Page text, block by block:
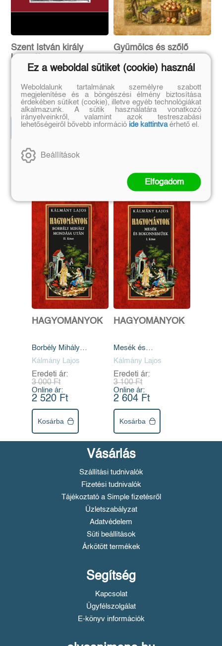
Szent István király
koronája
Ferencz Csaba
Eredeti ár:
5 990 Ft
Online ár:
5 032 Ft
Kosárba
Gyümölcs és szőlő
Erdélyi László
Eredeti ár:
4 700 Ft
Kötött ár:
4 230 Ft
Kosárba
Szerző további művei
HAGYOMÁNYOK
Borbély Mihály
mondása után II. kötet
Kálmány Lajos
Eredeti ár:
3 000 Ft
Online ár:
2 520 Ft
Kosárba
HAGYOMÁNYOK
Mesék és
rokonneműek I. kötet
Kálmány Lajos
Eredeti ár:
3 100 Ft
Online ár:
2 604 Ft
Kosárba
Vásárlás
Szállítási tudnivalók
Fizetési tudnivalók
Tájékoztató a Simple fizetésről
Üzletszabályzat
Adatvédelem
Süti beállítások
Árkötött termékek
Segítség
Kapcsolat
Ügyfélszolgálat
E-könyv információk
Ez a weboldal sütiket (cookie) használ
Weboldalunk tartalmának személyre szabott
megjelenítése és a böngészési élmény biztosítása
érdekében sütiket (cookie), illetve egyéb technológiákat
alkalmazunk. A sütik használatára vonatkozó
irányelveinkről, valamint azok testreszabási
lehetőségeiről bővebb információ ide kattintvaérhető el.
Beállítások
Elfogadom